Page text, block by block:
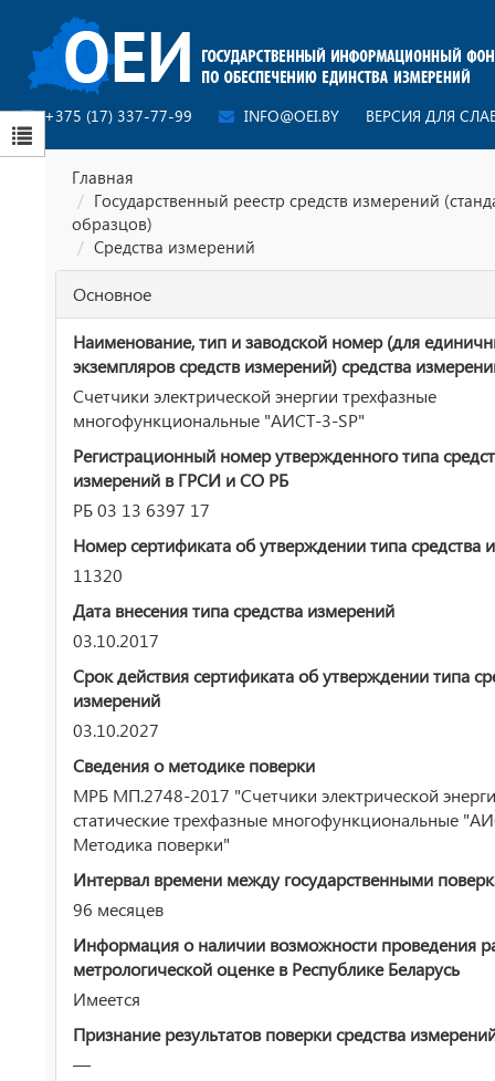
+375 (17) 337-77-99 INFO@OEI.BY ВЕРСИЯ ДЛЯ
Главная
Государственный реестр средств измерений
образцов)
Средства измерений
Основное
Наименование, тип и заводской номер (для
экземпляров средств измерений) средства
Счетчики электрической энергии трехфазные
многофункциональные "АИСТ-3-SP"
Регистрационный номер утвержденного типа
измерений в ГРСИ и СО РБ
РБ 03 13 6397 17
Номер сертификата об утверждении типа средства
11320
Дата внесения типа средства измерений
03.10.2017
Срок действия сертификата об утверждении типа
измерений
03.10.2027
Сведения о методике поверки
МРБ МП.2748-2017 "Счетчики электрической
статические трехфазные многофункциональные
Методика поверки"
Интервал времени между государственными
96 месяцев
Информация о наличии возможности проведения
метрологической оценке в Республике Беларусь
Имеется
Признание результатов поверки средства
—